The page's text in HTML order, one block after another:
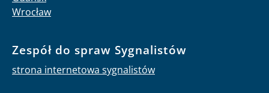
Wrocław
Zespół do spraw Sygnalistów
strona internetowa sygnalistów